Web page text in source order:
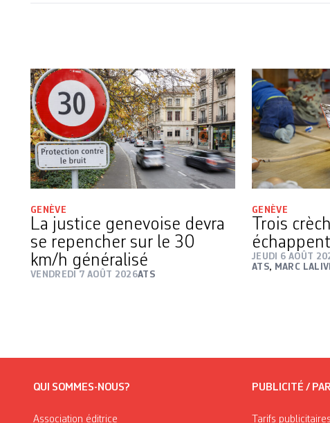
GENÈVE
La justice genevoise devra
se repencher sur le 30
km/h généralisé
VENDREDI 7 AOÛT 2026ATS
GENÈVE
Trois
JEUDI 6 AOÛT
ATS, MARC
QUI SOMMES-NOUS?
Association éditrice
PUBLICITÉ /
Tarifs publicitaires